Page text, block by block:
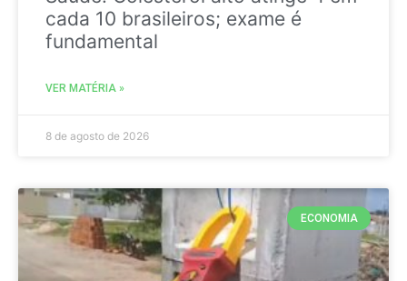
cada 10 brasileiros; exame é
fundamental
VER MATÉRIA »
8 de agosto de 2026
ECONOMIA